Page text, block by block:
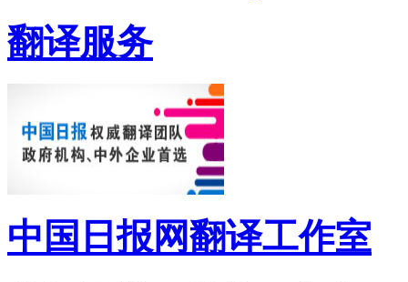
翻译服务
中国日报网翻译工作室